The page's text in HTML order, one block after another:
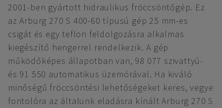
2001-ben gyártott hidraulikus fröccsöntőgép. Ez
az Arburg 270 S 400-60 típusú gép 25 mm-es
csigát és egy teflon feldolgozásra alkalmas
kiegészítő hengerrel rendelkezik. A gép
működőképes állapotban van, 98 077 szivattyú-
és 91 550 automatikus üzemórával. Ha kiváló
minőségű fröccsöntési lehetőségeket keres, vegye
fontolóra az általunk eladásra kínált Arburg 270 S